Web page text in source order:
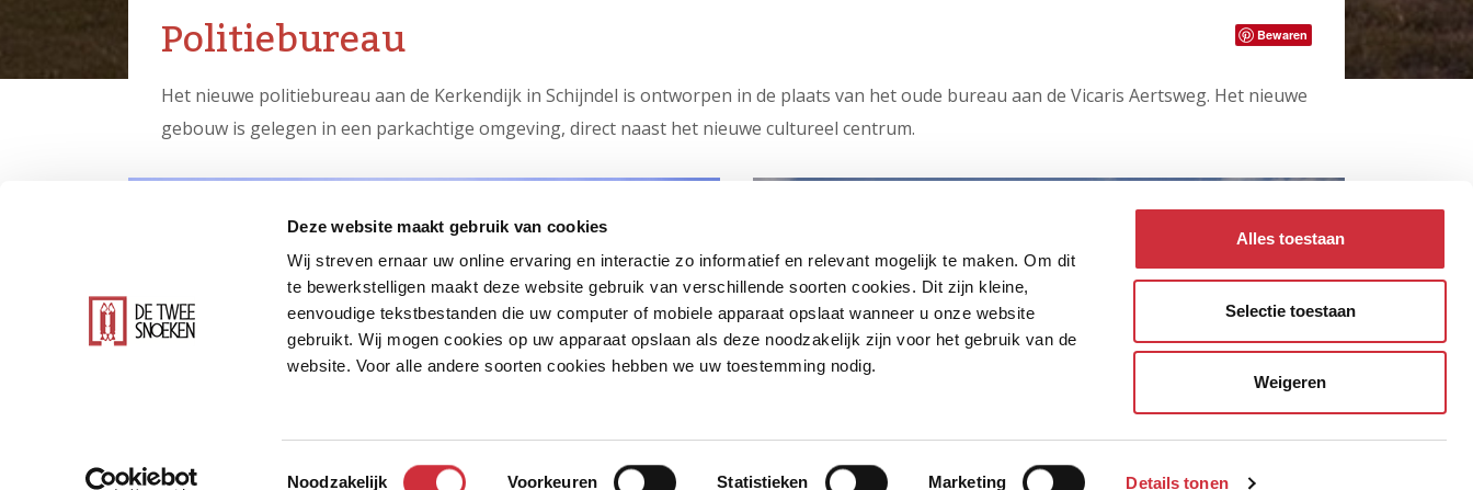
Deze website maakt gebruik van cookies
Wij streven ernaar uw online ervaring en interactie zo informatief en relevant mogelijk te maken. Om dit
te bewerkstelligen maakt deze website gebruik van verschillende soorten cookies. Dit zijn kleine,
eenvoudige tekstbestanden die uw computer of mobiele apparaat opslaat wanneer u onze website
gebruikt. Wij mogen cookies op uw apparaat opslaan als deze noodzakelijk zijn voor het gebruik van de
website. Voor alle andere soorten cookies hebben we uw toestemming nodig.
Toestemmingsselectie
Noodzakelijk Voorkeuren Statistieken Marketing Details tonen
Alles toestaan
Selectie toestaan
Weigeren
Politiebureau Bewaren
Het nieuwe politiebureau aan de Kerkendijk in Schijndel is ontworpen in de plaats van het oude bureau aan de Vicaris Aertsweg. Het nieuwe
gebouw is gelegen in een parkachtige omgeving, direct naast het nieuwe cultureel centrum.
Politie verzamellocatie